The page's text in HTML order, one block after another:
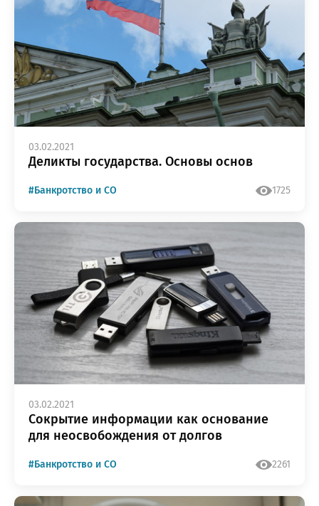
03.02.2021
Деликты государства. Основы основ
#Банкротство и СО 1725
03.02.2021
Сокрытие информации как основание
для неосвобождения от долгов
#Банкротство и СО 2261
проблемы